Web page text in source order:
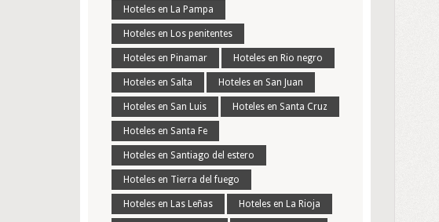
Hoteles en La Pampa
Hoteles en Los penitentes
Hoteles en Pinamar Hoteles en Rio negro
Hoteles en Salta Hoteles en San Juan
Hoteles en San Luis Hoteles en Santa Cruz
Hoteles en Santa Fe
Hoteles en Santiago del estero
Hoteles en Tierra del fuego
Hoteles en Las Leñas Hoteles en La Rioja